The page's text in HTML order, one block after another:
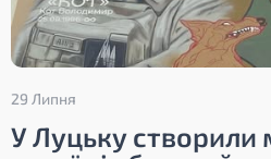
29 Липня
У Луцьку створили